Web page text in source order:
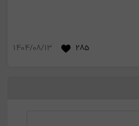
285
1404/08/13